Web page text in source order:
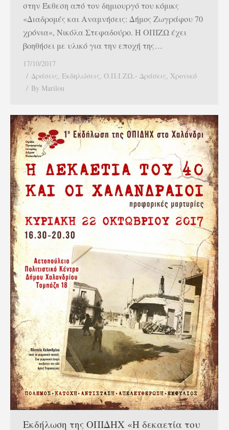
στην Έκθεση από τον δημιουργό του κόμικς
«Διαδρομές και Αναμνήσεις: Δήμος Ζωγράφου 70
χρόνια«, Νικόλα Στεφαδούρο. H ΟΠΙΖΩ έχει
βοηθήσει με υλικό για την εποχή της…
17/10/2017
Δράσεις, Εκδηλώσεις, Ο.Π.Ι.ΖΩ.- Δράσεις, Χρονικό
By Marilou
Εκδήλωση της ΟΠΙΔΗΧ «Η δεκαετία του